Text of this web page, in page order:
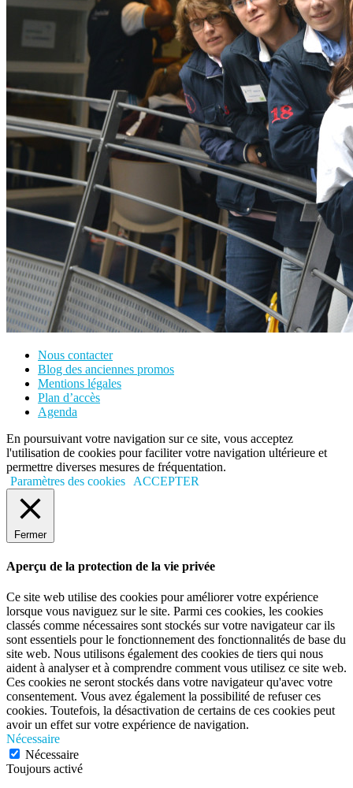
Nous contacter
Blog des anciennes promos
Mentions légales
Plan d’accès
Agenda
En poursuivant votre navigation sur ce site, vous acceptez
l'utilisation de cookies pour faciliter votre navigation ultérieure et
permettre diverses mesures de fréquentation.
Paramètres des cookies
ACCEPTER
Fermer
Aperçu de la protection de la vie privée
Ce site web utilise des cookies pour améliorer votre expérience
lorsque vous naviguez sur le site. Parmi ces cookies, les cookies
classés comme nécessaires sont stockés sur votre navigateur car ils
sont essentiels pour le fonctionnement des fonctionnalités de base du
site web. Nous utilisons également des cookies de tiers qui nous
aident à analyser et à comprendre comment vous utilisez ce site web.
Ces cookies ne seront stockés dans votre navigateur qu'avec votre
consentement. Vous avez également la possibilité de refuser ces
cookies. Toutefois, la désactivation de certains de ces cookies peut
avoir un effet sur votre expérience de navigation.
Nécessaire
Nécessaire
Toujours activé